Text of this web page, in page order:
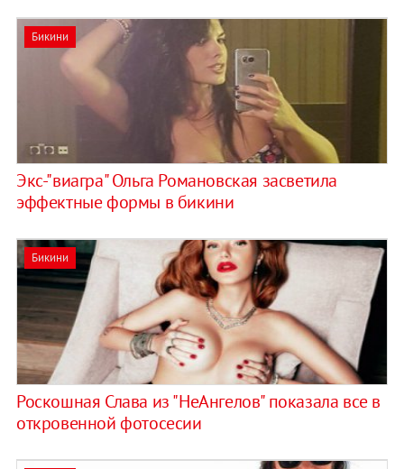
Бикини
Экс-"виагра" Ольга Романовская засветила
эффектные формы в бикини
Бикини
Роскошная Слава из "НеАнгелов" показала все в
откровенной фотосесии